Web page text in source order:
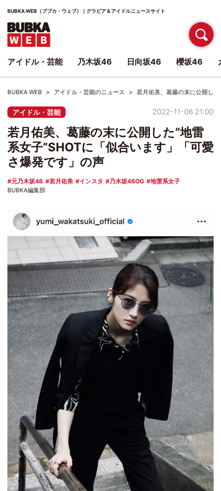
BUBKA WEB（ブブカ・ウェブ）｜グラビア＆アイドルニュースサイト
BUBKA WEB アイドル・芸能のニュース 若月佑美、葛藤の末に公開し
アイドル・芸能 2022-11-06 21:00
若月佑美、葛藤の末に公開した“地雷
系女子”SHOTに「似合います」「可愛
さ爆発です」の声
元乃木坂46 若月佑美 インスタ 乃木坂46OG
地雷系女子
BUBKA編集部
アイドル・芸能 乃木坂46 日向坂46 櫻坂46